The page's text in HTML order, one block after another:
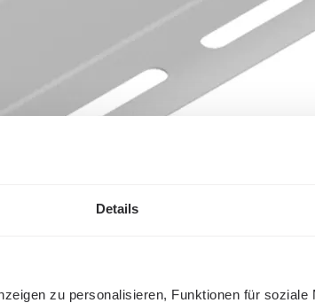
Details
zu personalisieren, Funktionen für soziale